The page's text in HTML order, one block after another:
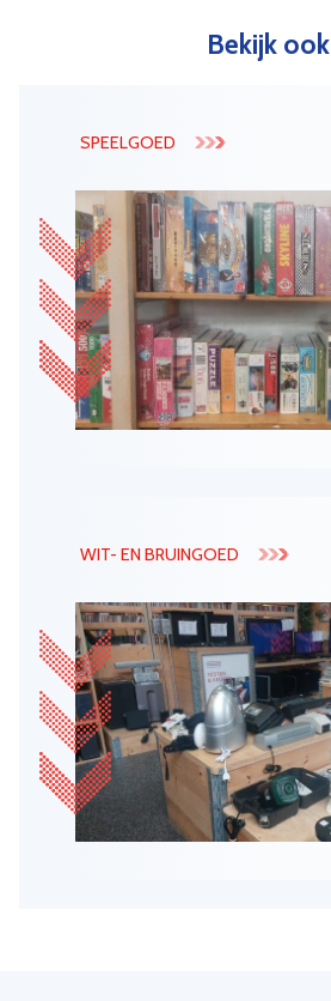
Bekijk ook
SPEELGOED
WIT- EN BRUINGOED